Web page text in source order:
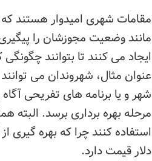
مقامات شهری امیدوار هستند
مانند وضعیت مجوزشان را
ایجاد می کنند تا بتوانند
عنوان مثال، شهروندان می
شهر و یا برنامه های تفریحی
مرحله بهره برداری برسد. البته
دلار قیمت دارد.